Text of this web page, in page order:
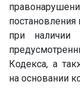
при наличии
Кодекса, а
на основании